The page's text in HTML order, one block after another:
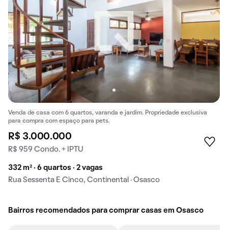
Venda de casa com 6 quartos, varanda e jardim. Propriedade exclusiva
para compra com espaço para pets.
R$ 3.000.000
R$ 959 Condo. + IPTU
332 m² · 6 quartos · 2 vagas
Rua Sessenta E Cinco, Continental · Osasco
Bairros recomendados para comprar casas em Osasco